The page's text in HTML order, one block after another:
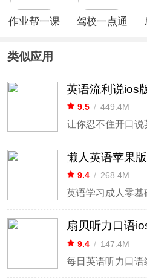
作业帮一课
驾校一点通
类似应用
英语流利说ios
9.5 / 449.4M
让你忍不住开口说
懒人英语苹果版
9.4 / 268.4M
英语学习成人零基
扇贝听力口语
9.4 / 147.4M